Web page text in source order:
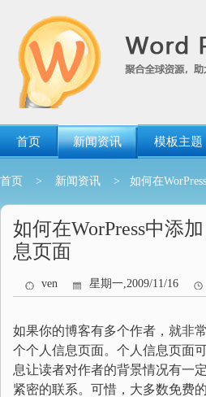
首页 新闻资讯 模板主题
首页 > 新闻资讯 > 如何在
如何在WorPress中添
息页面
ven 星期一,2009/11/16
如果你的博客有多个作者，就非
个个人信息页面。个人信息页面
息让读者对作者的背景情况有一
紧密的联系。可惜，大多数免费